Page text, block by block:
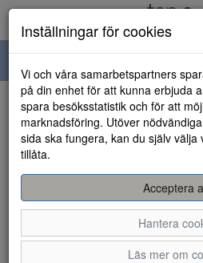
navigation
HEM
Inställningar för cookies
Vi och våra samarbetspartners
på din enhet för att kunna erbjuda
spara besöksstatistik och för att
marknadsföring. Utöver
sida ska fungera, kan du själv välja
tillåta.
Acceptera
Hantera
Läs mer om